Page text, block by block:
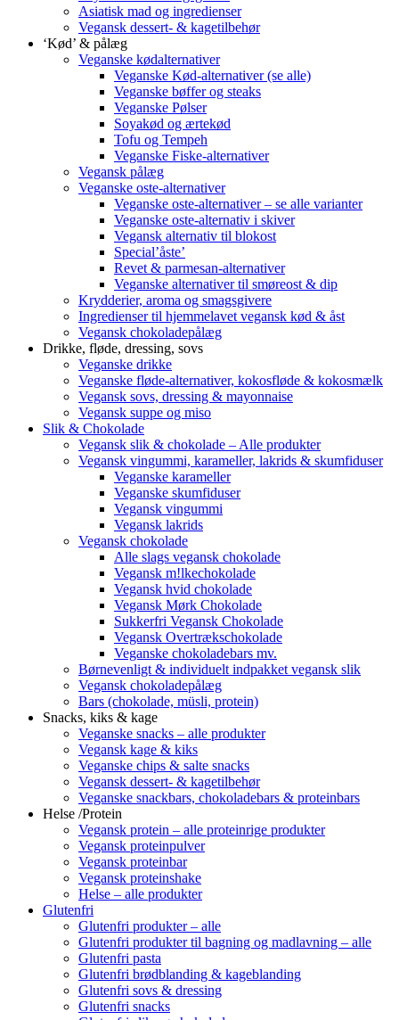
Asiatisk mad og ingredienser
Vegansk dessert- & kagetilbehør
‘Kød’ & pålæg
Veganske kødalternativer
Veganske Kød-alternativer (se alle)
Veganske bøffer og steaks
Veganske Pølser
Soyakød og ærtekød
Tofu og Tempeh
Veganske Fiske-alternativer
Vegansk pålæg
Veganske oste-alternativer
Veganske oste-alternativer – se alle varianter
Veganske oste-alternativ i skiver
Vegansk alternativ til blokost
Special’åste’
Revet & parmesan-alternativer
Veganske alternativer til smøreost & dip
Krydderier, aroma og smagsgivere
Ingredienser til hjemmelavet vegansk kød & åst
Vegansk chokoladepålæg
Drikke, fløde, dressing, sovs
Veganske drikke
Veganske fløde-alternativer, kokosfløde & kokosmælk
Vegansk sovs, dressing & mayonnaise
Vegansk suppe og miso
Slik & Chokolade
Vegansk slik & chokolade – Alle produkter
Vegansk vingummi, karameller, lakrids & skumfiduser
Veganske karameller
Veganske skumfiduser
Vegansk vingummi
Vegansk lakrids
Vegansk chokolade
Alle slags vegansk chokolade
Vegansk m!lkechokolade
Vegansk hvid chokolade
Vegansk Mørk Chokolade
Sukkerfri Vegansk Chokolade
Vegansk Overtrækschokolade
Veganske chokoladebars mv.
Børnevenligt & individuelt indpakket vegansk slik
Vegansk chokoladepålæg
Bars (chokolade, müsli, protein)
Snacks, kiks & kage
Veganske snacks – alle produkter
Vegansk kage & kiks
Veganske chips & salte snacks
Vegansk dessert- & kagetilbehør
Veganske snackbars, chokoladebars & proteinbars
Helse /Protein
Vegansk protein – alle proteinrige produkter
Vegansk proteinpulver
Vegansk proteinbar
Vegansk proteinshake
Helse – alle produkter
Glutenfri
Glutenfri produkter – alle
Glutenfri produkter til bagning og madlavning – alle
Glutenfri pasta
Glutenfri brødblanding & kageblanding
Glutenfri sovs & dressing
Glutenfri snacks